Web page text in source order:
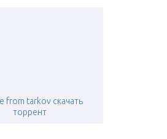
from tarkov скачать
торрент